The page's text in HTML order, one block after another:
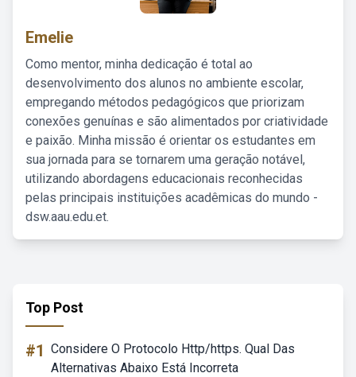
Emelie
Como mentor, minha dedicação é total ao
desenvolvimento dos alunos no ambiente escolar,
empregando métodos pedagógicos que priorizam
conexões genuínas e são alimentados por criatividade
e paixão. Minha missão é orientar os estudantes em
sua jornada para se tornarem uma geração notável,
utilizando abordagens educacionais reconhecidas
pelas principais instituições acadêmicas do mundo -
dsw.aau.edu.et.
Top Post
#1 Considere O Protocolo Http/https. Qual Das
Alternativas Abaixo Está Incorreta